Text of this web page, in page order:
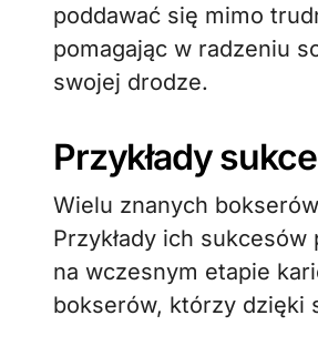
poddawać się mimo
pomagając w radzeniu
swojej drodze.
Przykłady
Wielu znanych
Przykłady ich
na wczesnym etapie
bokserów, którzy dzięki